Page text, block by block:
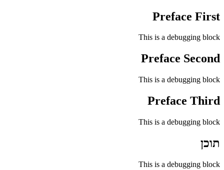
Preface First
This is a debugging block
Preface Second
This is a debugging block
Preface Third
This is a debugging block
תוכן
This is a debugging block